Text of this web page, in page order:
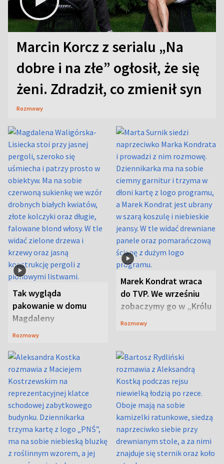
Marcin Korcz z serialu „Na
dobre i na złe” ogłosił, że się
żeni. Zdradził, co zmienił syn
Rozmowy
Tak wygląda
pakowanie w domu
Magdaleny
Rozmowy
Marek Kondrat wraca
do TVP. We wrześniu
zobaczymy go w „Królu
Rozmowy